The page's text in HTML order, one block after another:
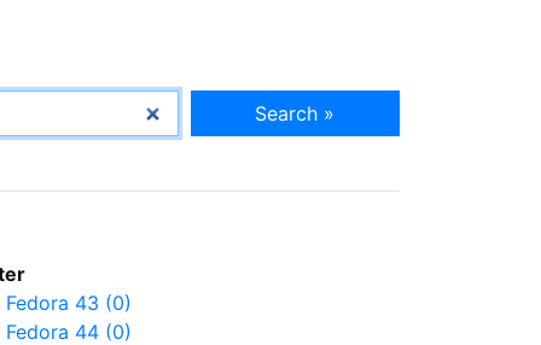
Search »
Fedora 43 (0)
Fedora 44 (0)